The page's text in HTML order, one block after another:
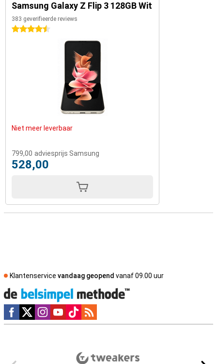
Samsung Galaxy Z Flip 3 128GB Wit
383 geverifieerde reviews
4.5 sterren
Niet meer leverbaar
799,00 adviesprijs Samsung
528,00
Klantenservice vandaag geopend vanaf 09.00 uur
Social media